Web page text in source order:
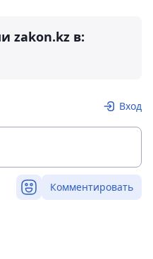
zakon.kz в:
Вход
Комментировать